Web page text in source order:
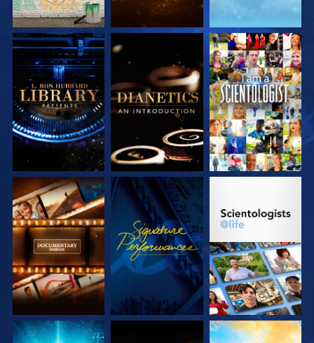
SERIE
ENTDECKEN
ENTDECKEN
ANSEHEN
SERIE
ENTDECKEN
ANSEHEN
SERIE